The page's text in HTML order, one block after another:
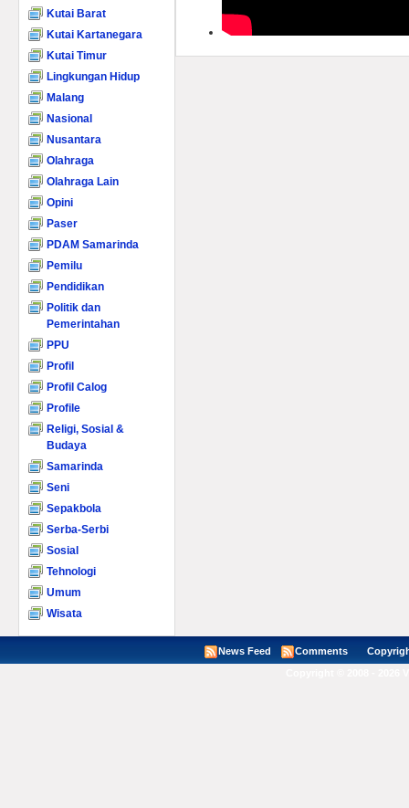
Kutai Barat
Kutai Kartanegara
Kutai Timur
Lingkungan Hidup
Malang
Nasional
Nusantara
Olahraga
Olahraga Lain
Opini
Paser
PDAM Samarinda
Pemilu
Pendidikan
Politik dan
Pemerintahan
PPU
Profil
Profil Calog
Profile
Religi, Sosial &
Budaya
Samarinda
Seni
Sepakbola
Serba-Serbi
Sosial
Tehnologi
Umum
Wisata
News Feed Comments Copyright